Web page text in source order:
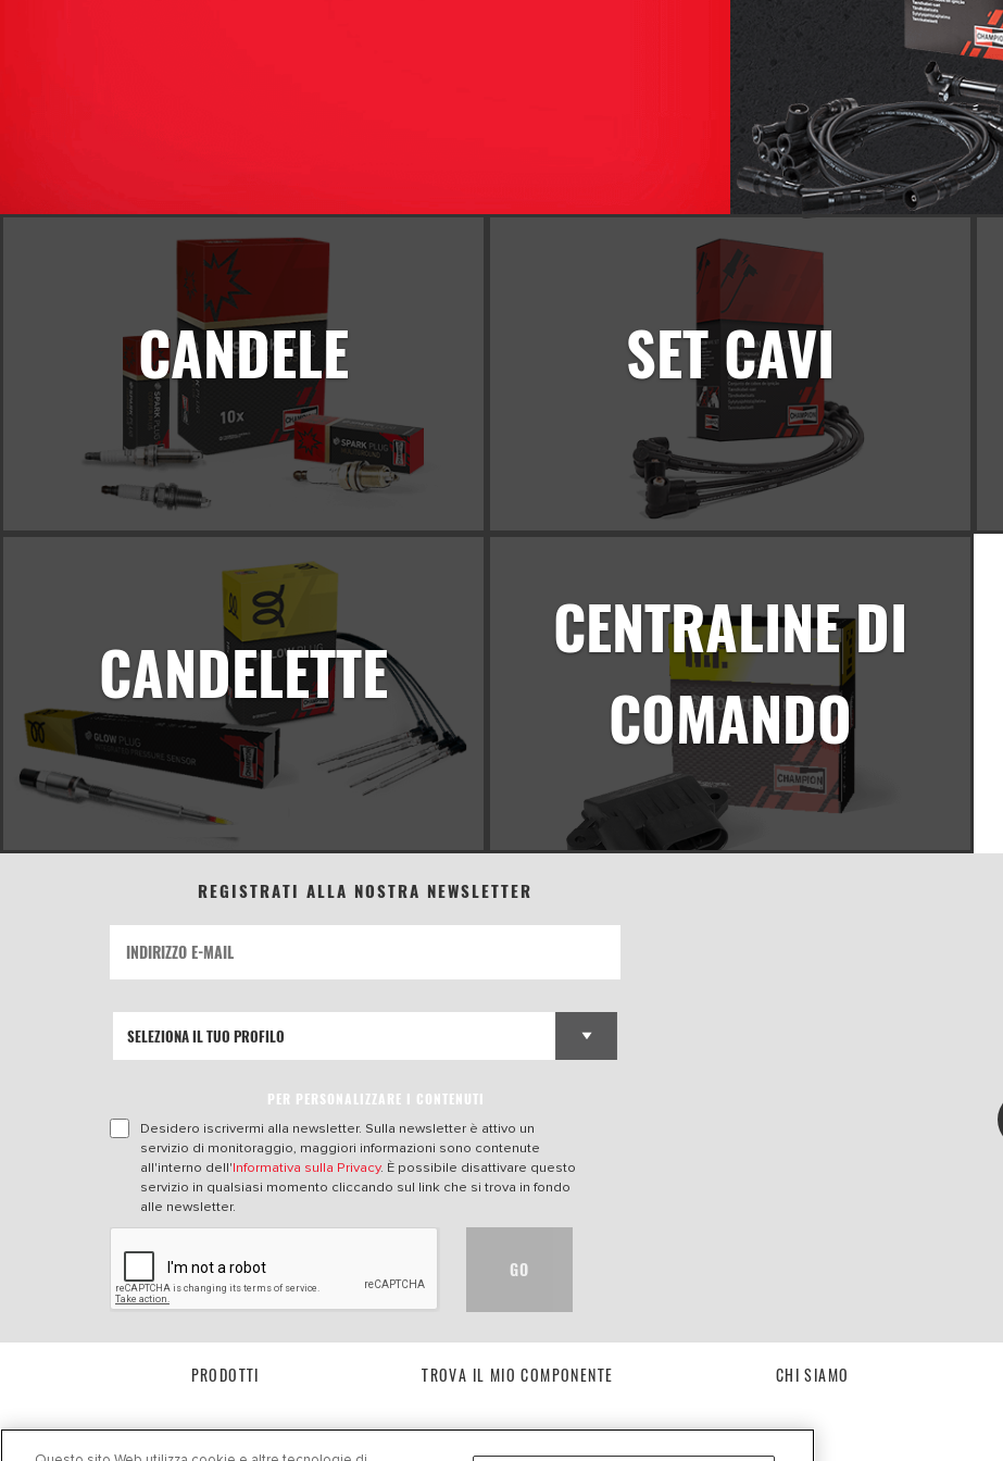
CANDELE SET CAVI
CANDELETTE
CENTRALINE DI
COMANDO
REGISTRATI ALLA NOSTRA NEWSLETTER
PER PERSONALIZZARE I CONTENUTI
Desidero iscrivermi alla newsletter. Sulla newsletter è attivo un
servizio di monitoraggio, maggiori informazioni sono contenute
all'interno dell'Informativa sulla Privacy. È possibile disattivare questo
servizio in qualsiasi momento cliccando sul link che si trova in fondo
alle newsletter.
GO
PRODOTTI TROVA IL MIO COMPONENTE CHI SIAMO